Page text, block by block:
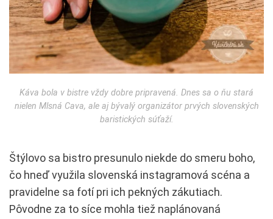
Káva bola v bistre vždy dobre pripravená. Dnes sa o ňu stará
nielen Mlsná Cava, ale aj bývalý organizátor prvých slovenských
baristických súťaží.
Štýlovo sa bistro presunulo niekde do smeru boho,
čo hneď využila slovenská instagramová scéna a
pravidelne sa fotí pri ich pekných zákutiach.
Pôvodne za to síce mohla tiež naplánovaná